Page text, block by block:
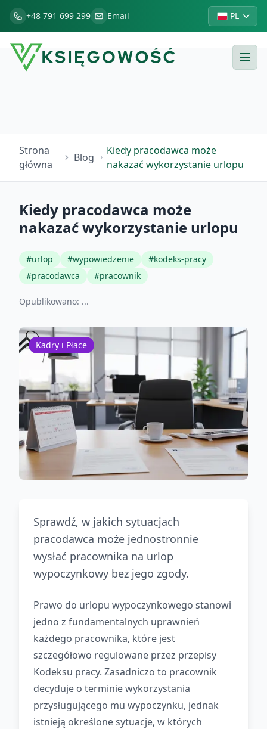
+48 791 699 299 Email PL
Strona
główna
Blog
Kiedy pracodawca może
nakazać wykorzystanie urlopu
Kiedy pracodawca może
nakazać wykorzystanie urlopu
#urlop #wypowiedzenie #kodeks-pracy
#pracodawca #pracownik
Opublikowano: ...
Kadry i Płace
Sprawdź, w jakich sytuacjach
pracodawca może jednostronnie
wysłać pracownika na urlop
wypoczynkowy bez jego zgody.
Prawo do urlopu wypoczynkowego stanowi
jedno z fundamentalnych uprawnień
każdego pracownika, które jest
szczegółowo regulowane przez przepisy
Kodeksu pracy. Zasadniczo to pracownik
decyduje o terminie wykorzystania
przysługującego mu wypoczynku, jednak
istnieją określone sytuacje, w których